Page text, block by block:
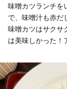
味噌カツランチを
で、味噌汁も赤
味噌カツはサクサ
は美味しかった！